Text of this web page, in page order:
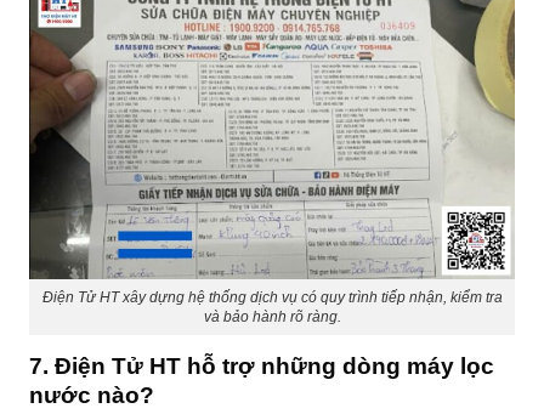
Điện Tử HT xây dựng hệ thống dịch vụ có quy trình tiếp nhận, kiểm tra
và bảo hành rõ ràng.
7. Điện Tử HT hỗ trợ những dòng máy lọc
nước nào?